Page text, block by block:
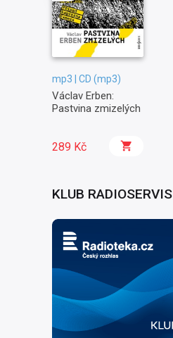
mp3 | CD (mp3)
Václav Erben:
Pastvina zmizelých
289 Kč
KLUB RADIOSERVIS